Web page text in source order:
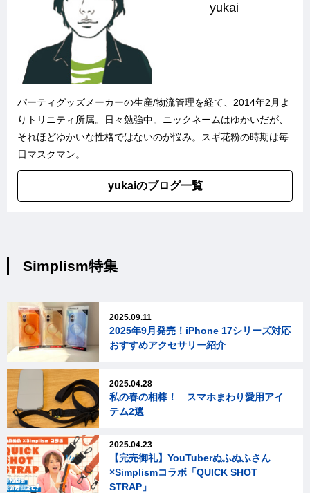
yukai
パーティグッズメーカーの生産/物流管理を経て、2014年2月よ
りトリニティ所属。日々勉強中。ニックネームはゆかいだが、
それほどゆかいな性格ではないのが悩み。スギ花粉の時期は毎
日マスクマン。
yukaiのブログ一覧
Simplism特集
2025.09.11
2025年9月発売！iPhone 17シリーズ対応
おすすめアクセサリー紹介
2025.04.28
私の春の相棒！ スマホまわり愛用アイ
テム2選
2025.04.23
【完売御礼】YouTuberぬふぬふさん
×Simplismコラボ「QUICK SHOT
STRAP」